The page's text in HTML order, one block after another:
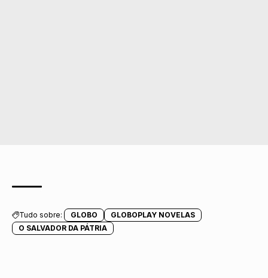
Tudo sobre: GLOBO
GLOBOPLAY NOVELAS
O SALVADOR DA PÁTRIA